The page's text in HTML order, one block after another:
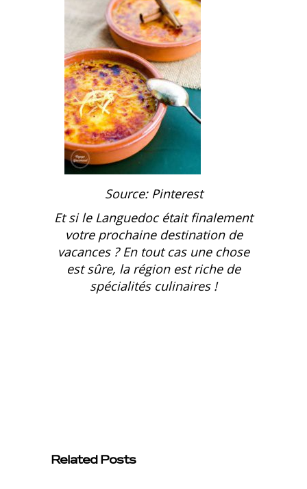
Source: Pinterest
Et si le Languedoc était finalement
votre prochaine destination de
vacances ? En tout cas une chose
est sûre, la région est riche de
spécialités culinaires !
Related Posts